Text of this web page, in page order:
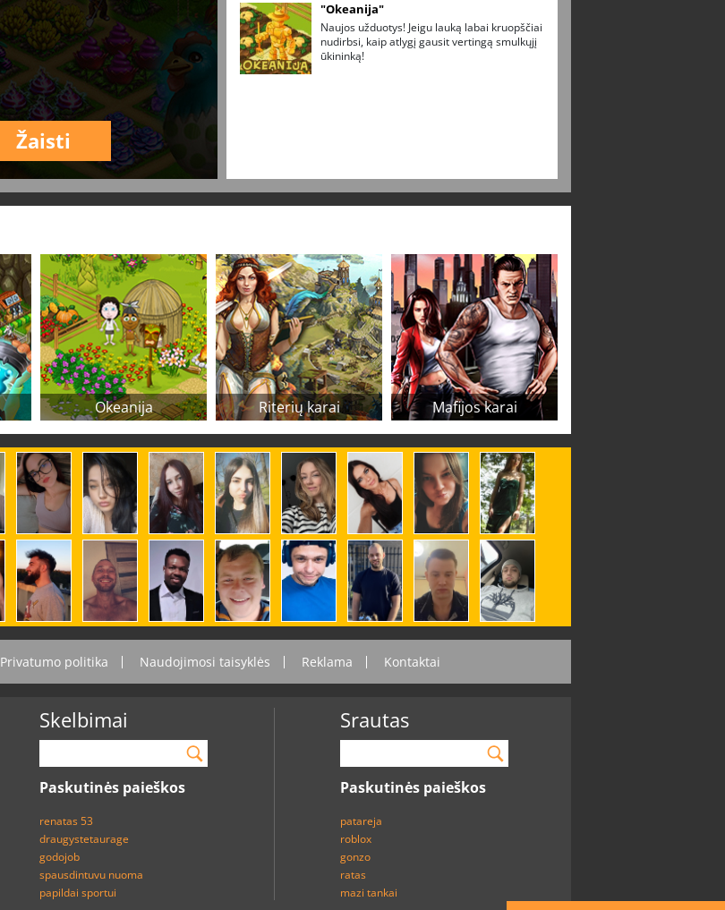
Žaisti
"Okeanija"
Naujos užduotys! Jeigu lauką labai kruopščiai
nudirbsi, kaip atlygį gausit vertingą smulkųjį
ūkininką!
Okeanija Riterių karai Mafijos karai
Privatumo politika Naudojimosi taisyklės Reklama Kontaktai
Skelbimai
Paskutinės paieškos
renatas 53
draugystetaurage
godojob
spausdintuvu nuoma
papildai sportui
Srautas
Paskutinės paieškos
patareja
roblox
gonzo
ratas
mazi tankai